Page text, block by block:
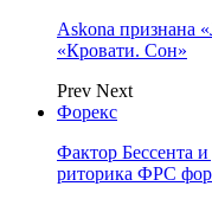
Askona признана
«Кровати. Сон»
Prev Next
Форекс
Фактор Бессента
риторика ФРС